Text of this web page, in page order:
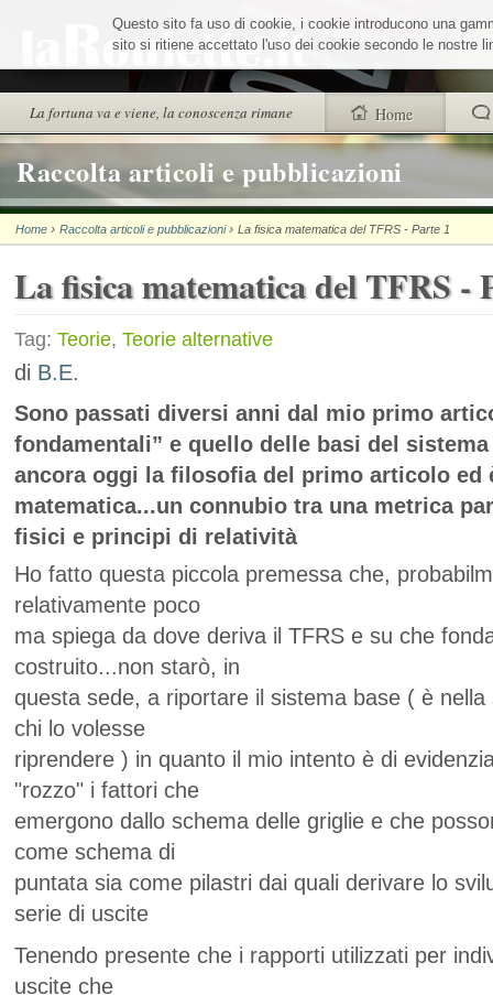
alla
navigazioneLa fortuna va e viene, la conoscenza rimane Home
trovi anche
Chi siamo
Wheel Quiz
Men vs Wheel
Raccolta articoli e pubblicazioni
Questo sito fa uso di cookie, i cookie introducono una
sito si ritiene accettato l'uso dei cookie secondo le nostre
Home ›Raccolta articoli e pubblicazioni ›La fisica matematica del TFRS - Parte 1
La fisica matematica del TFRS -
Tag: Teorie, Teorie alternative
di B.E.
Sono passati diversi anni dal mio primo
fondamentali” e quello delle basi del
ancora oggi la filosofia del primo articolo ed
matematica...un connubio tra una metrica
fisici e principi di relatività
Ho fatto questa piccola premessa che,
relativamente poco
ma spiega da dove deriva il TFRS e su che
costruito...non starò, in
questa sede, a riportare il sistema base ( è
chi lo volesse
riprendere ) in quanto il mio intento è di
"rozzo" i fattori che
emergono dallo schema delle griglie e che
come schema di
puntata sia come pilastri dai quali derivare lo
serie di uscite
Tenendo presente che i rapporti utilizzati per
uscite che